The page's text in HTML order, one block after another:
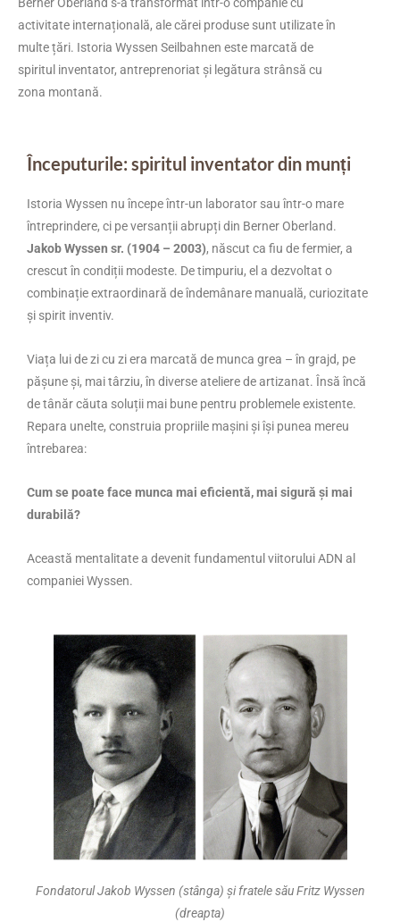
activitate internațională, ale cărei produse sunt utilizate în
multe țări. Istoria Wyssen Seilbahnen este marcată de
spiritul inventator, antreprenoriat și legătura strânsă cu
zona montană.
Începuturile: spiritul inventator din munți
Istoria Wyssen nu începe într-un laborator sau într-o mare
întreprindere, ci pe versanții abrupți din Berner Oberland.
Jakob Wyssen sr. (1904 – 2003), născut ca fiu de fermier, a
crescut în condiții modeste. De timpuriu, el a dezvoltat o
combinație extraordinară de îndemânare manuală, curiozitate
și spirit inventiv.
Viața lui de zi cu zi era marcată de munca grea – în grajd, pe
pășune și, mai târziu, în diverse ateliere de artizanat. Însă încă
de tânăr căuta soluții mai bune pentru problemele existente.
Repara unelte, construia propriile mașini și își punea mereu
întrebarea:
Cum se poate face munca mai eficientă, mai sigură și mai
durabilă?
Această mentalitate a devenit fundamentul viitorului ADN al
companiei Wyssen.
Fondatorul Jakob Wyssen (stânga) și fratele său Fritz Wyssen
(dreapta)